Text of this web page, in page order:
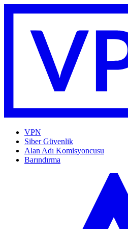
VPN
Siber Güvenlik
Alan Adı Komisyoncusu
Barındırma